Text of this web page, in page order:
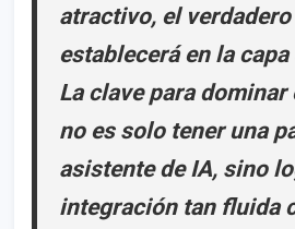
atractivo, el
establecerá en la
La clave para dominar
no es solo tener una
asistente de IA, sino
integración tan fluida